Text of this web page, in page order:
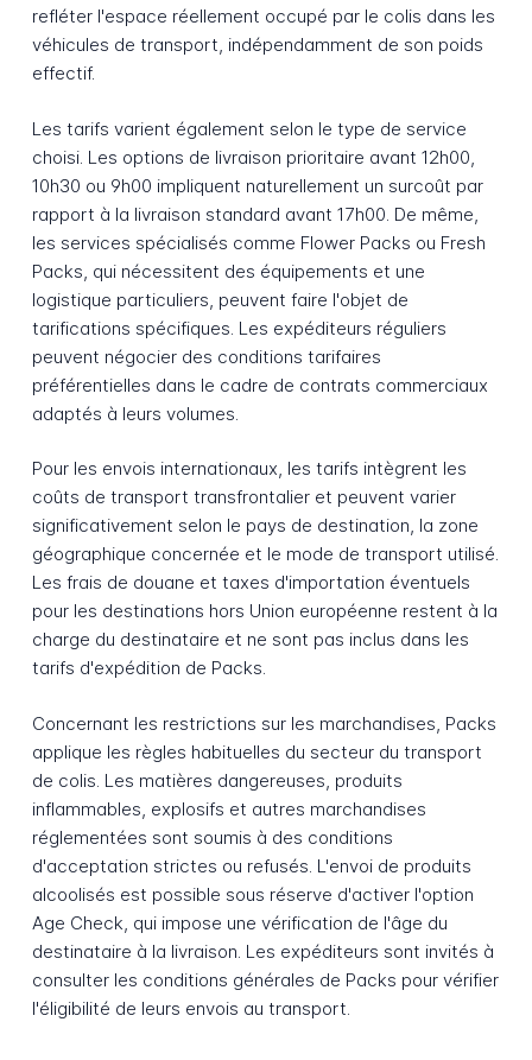
refléter l'espace réellement occupé par le colis dans les
véhicules de transport, indépendamment de son poids
effectif.
Les tarifs varient également selon le type de service
choisi. Les options de livraison prioritaire avant 12h00,
10h30 ou 9h00 impliquent naturellement un surcoût par
rapport à la livraison standard avant 17h00. De même,
les services spécialisés comme Flower Packs ou Fresh
Packs, qui nécessitent des équipements et une
logistique particuliers, peuvent faire l'objet de
tarifications spécifiques. Les expéditeurs réguliers
peuvent négocier des conditions tarifaires
préférentielles dans le cadre de contrats commerciaux
adaptés à leurs volumes.
Pour les envois internationaux, les tarifs intègrent les
coûts de transport transfrontalier et peuvent varier
significativement selon le pays de destination, la zone
géographique concernée et le mode de transport utilisé.
Les frais de douane et taxes d'importation éventuels
pour les destinations hors Union européenne restent à la
charge du destinataire et ne sont pas inclus dans les
tarifs d'expédition de Packs.
Concernant les restrictions sur les marchandises, Packs
applique les règles habituelles du secteur du transport
de colis. Les matières dangereuses, produits
inflammables, explosifs et autres marchandises
réglementées sont soumis à des conditions
d'acceptation strictes ou refusés. L'envoi de produits
alcoolisés est possible sous réserve d'activer l'option
Age Check, qui impose une vérification de l'âge du
destinataire à la livraison. Les expéditeurs sont invités à
consulter les conditions générales de Packs pour vérifier
l'éligibilité de leurs envois au transport.